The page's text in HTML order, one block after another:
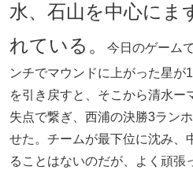
水、石山を中心にま
れている。
今日のゲーム
ンチでマウンドに上がった星が
を引き戻すと、そこから清水ー
失点で繋ぎ、西浦の決勝3ラン
せた。チームが最下位に沈み、
ることはないのだが、よく頑張